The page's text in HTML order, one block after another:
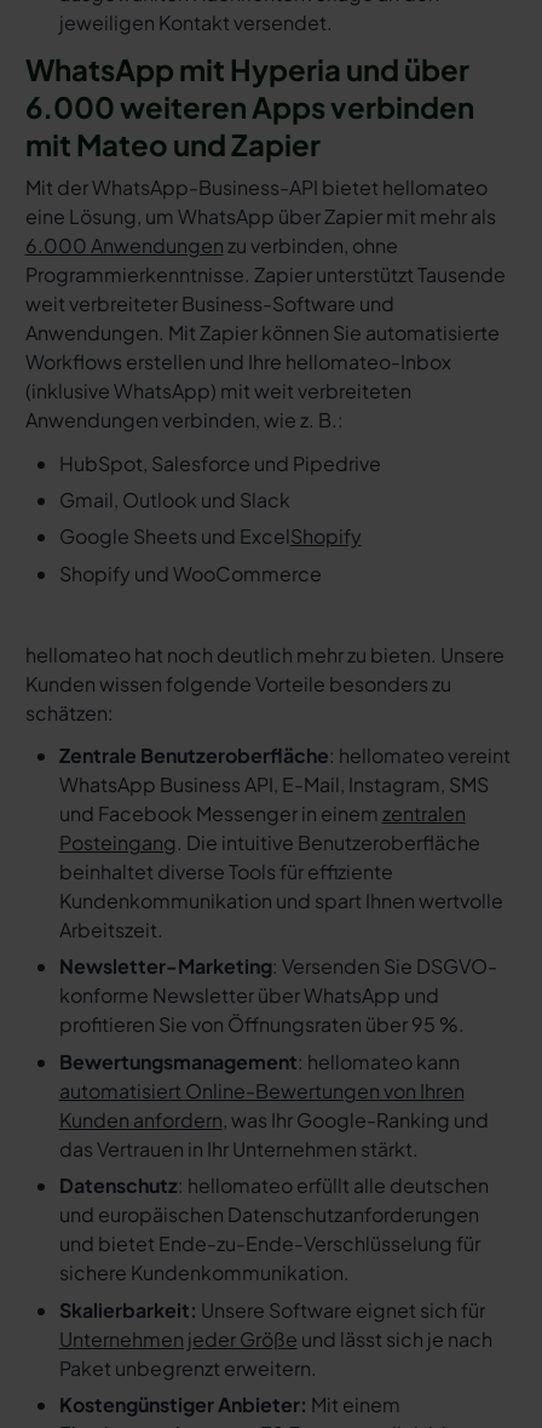
jeweiligen Kontakt versendet.
WhatsApp mit Hyperia und über
6.000 weiteren Apps verbinden
mit Mateo und Zapier
Mit der WhatsApp-Business-API bietet hellomateo
eine Lösung, um WhatsApp über Zapier mit mehr als
6.000 Anwendungenzu verbinden, ohne
Programmierkenntnisse. Zapier unterstützt Tausende
weit verbreiteter Business-Software und
Anwendungen. Mit Zapier können Sie automatisierte
Workflows erstellen und Ihre hellomateo-Inbox
(inklusive WhatsApp) mit weit verbreiteten
Anwendungen verbinden, wie z. B.:
HubSpot, Salesforce und Pipedrive
Gmail, Outlook und Slack
Google Sheets und ExcelShopify
Shopify und WooCommerce
hellomateo hat noch deutlich mehr zu bieten. Unsere
Kunden wissen folgende Vorteile besonders zu
schätzen:
Zentrale Benutzeroberfläche: hellomateo vereint
WhatsApp Business API, E-Mail, Instagram, SMS
und Facebook Messenger in einem zentralen
Posteingang. Die intuitive Benutzeroberfläche
beinhaltet diverse Tools für effiziente
Kundenkommunikation und spart Ihnen wertvolle
Arbeitszeit.
Newsletter-Marketing: Versenden Sie DSGVO-
konforme Newsletter über WhatsApp und
profitieren Sie von Öffnungsraten über 95 %.
Bewertungsmanagement: hellomateo kann
automatisiert Online-Bewertungen von Ihren
Kunden anfordern, was Ihr Google-Ranking und
das Vertrauen in Ihr Unternehmen stärkt.
Datenschutz: hellomateo erfüllt alle deutschen
und europäischen Datenschutzanforderungen
und bietet Ende-zu-Ende-Verschlüsselung für
sichere Kundenkommunikation.
Skalierbarkeit: Unsere Software eignet sich für
Unternehmen jeder Größe und lässt sich je nach
Paket unbegrenzt erweitern.
Kostengünstiger Anbieter: Mit einem